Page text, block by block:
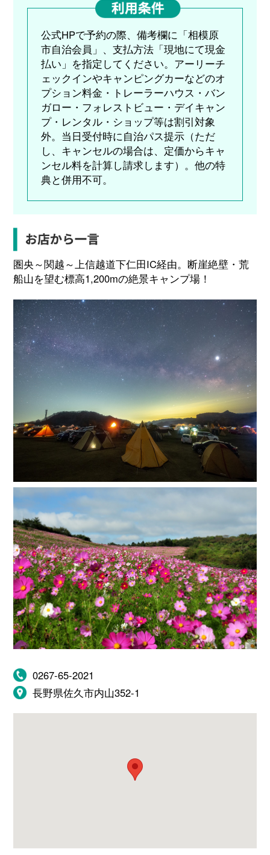
公式HPで予約の際、備考欄に「相模原
市自治会員」、支払方法「現地にて現金
払い」を指定してください。アーリーチ
ェックインやキャンピングカーなどのオ
プション料金・トレーラーハウス・バン
ガロー・フォレストビュー・デイキャン
プ・レンタル・ショップ等は割引対象
外。当日受付時に自治パス提示（ただ
し、キャンセルの場合は、定価からキャ
ンセル料を計算し請求します）。他の特
典と併用不可。
圏央～関越～上信越道下仁田IC経由。断崖絶壁・荒
船山を望む標高1,200mの絶景キャンプ場！
0267-65-2021
長野県佐久市内山352-1